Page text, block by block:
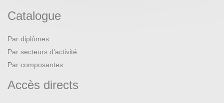
Catalogue
Par diplômes
Par secteurs d’activité
Par composantes
Accès directs